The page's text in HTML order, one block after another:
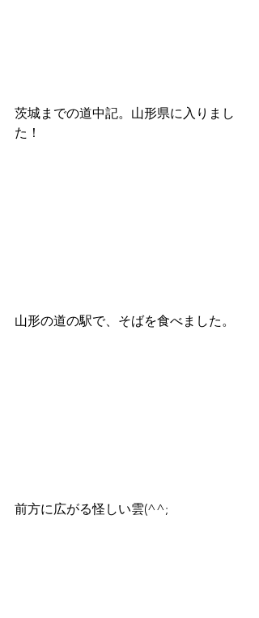
茨城までの道中記。山形県に入りまし
た！
山形の道の駅で、そばを食べました。
前方に広がる怪しい雲(^^;